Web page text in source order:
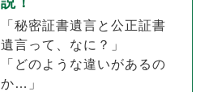
「秘密証書遺言と公正証書
遺言って、なに？」
「どのような違いがあるの
か…」